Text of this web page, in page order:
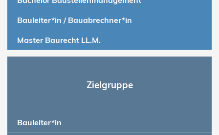
Bauleiter*in / Bauabrechner*in
Master Baurecht LL.M.
Zielgruppe
Bauleiter*in